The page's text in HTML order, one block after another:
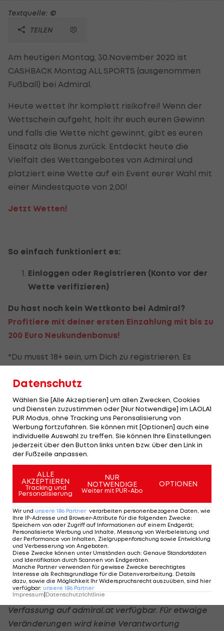
Textquelle: ©
TEILEN
Am heutigen Montag, 30.November 2020 ist
CASHBACK Montag ALL SPORTS (ausgenommen
Fußball) bei Admiral.
Heute wettet ihr komplett risikofrei! Wenn der
Wettschein aufgeht, holt ihr euch euren Gewinn
und falls die Wette nicht gewinnt, gibt es euren
Einsatz als Bonus zurück. Entdeckt heute die
Vielfalt des Wettangebotes von Admiral und
platziert eine Wette auf ein Event eurer Wahl mit
einer Mindestquote von 2,00!
Jetzt Wetten!
So einfach funktioniert es:
Einloggen oder Registrieren (Konto vor der
Wette verifizieren)
Du hast noch kein Wettkonto bei Admiral?
Profitiere mit deiner ersten Einzahlung mit bis zu
200 Euro Neukundenbonus!
*Du musst 18+ sein, um Dich zu registrieren. Es
Ticket mit einer Mindestquote von 2,00 auf ein
Event deiner Wahl (ausgenommen Fußball) spielen.
Wettguthaben sichern
Falls deine Wette nicht gewinnt, werden dir am
1.12. bis zu 10 Euro Promotion Bonus
gutgeschrieben.
Hier geht es zu den Bonusbedingungen!
*Du musst 18+ sein, um Dich zu registrieren. Es
gelten die Bonusbedingungen.
Alle Quoten und Angebote sind zur Zeit der
Verfassung auf admiral.at verfügbar. Für etwaige
Veränderungen wird keine Verantwortung
Datenschutz
Wählen Sie [Alle Akzeptieren] um allen Zwecken, Cookies
und Diensten zuzustimmen oder [Nur Notwendige] im LAOLA1
PUR Modus, ohne Tracking uns Peronsalisierung von
Werbung fortzufahren. Sie können mit [Optionen] auch eine
individuelle Auswahl zu treffen. Sie können Ihre Einstellungen
jederzeit über den Button links unten bzw. über den Link in
der Fußzeile anpassen.
ALLE
AKZEPTIEREN
Tracking und
Personalisierung
NUR
NOTWENDIGE
Weiter mit PUR-Abo
OPTIONEN
Wir und unsere 186 Partner verarbeiten personenbezogene Daten, wie
Ihre IP-Adresse und Browser-Attribute für die folgenden Zwecke:
Speichern von oder Zugriff auf Informationen auf einem Endgerät;
Personalisierte Werbung und Inhalte, Messung von Werbeleistung und
der Performance von Inhalten, Zielgruppenforschung sowie Entwicklung
und Verbesserung von Angeboten
Diese Zwecke können unter Umständen auch: Genaue Standortdaten
und Identifikation durch Scannen von Endgeräten
Manche Partner verwenden für gewisse Zwecke berechtigtes
Interesse als Rechtsgrundlage für die Datenverarbeitung. Details
dazu, sowie die Möglichkeit Ihr Widerspruchsrecht auszuüben, sind hier
verfügbar: unsere 186 Partner
Impressum|Datenschutzrichtlinie